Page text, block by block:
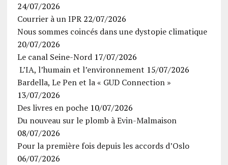
24/07/2026
Courrier à un IPR 22/07/2026
Nous sommes coincés dans une dystopie climatique
20/07/2026
Le canal Seine-Nord 17/07/2026
L’IA, l’humain et l’environnement 15/07/2026
Bardella, Le Pen et la « GUD Connection »
13/07/2026
Des livres en poche 10/07/2026
Du nouveau sur le plomb à Evin-Malmaison
08/07/2026
Pour la première fois depuis les accords d’Oslo
06/07/2026